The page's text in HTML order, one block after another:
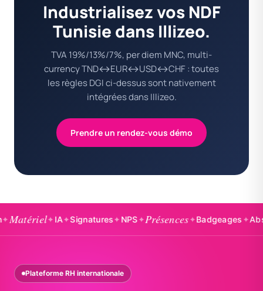
Industrialisez vos NDF
Tunisie dans Illizeo.
TVA 19%/13%/7%, per diem MNC, multi-
currency TND↔EUR↔USD↔CHF : toutes
les règles DGI ci-dessus sont nativement
intégrées dans Illizeo.
Prendre un rendez-vous démo
✦IA✦Signatures✦NPS✦Présences✦Badgeages✦Absences
Plateforme RH internationale